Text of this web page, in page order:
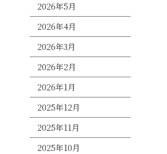
2026年5月
2026年4月
2026年3月
2026年2月
2026年1月
2025年12月
2025年11月
2025年10月